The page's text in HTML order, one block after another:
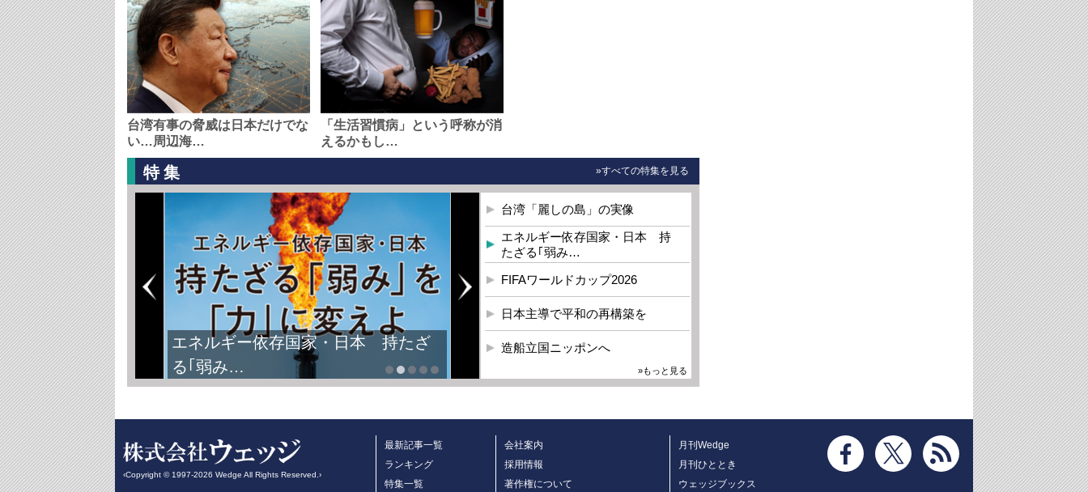
台湾有事の脅威は日本だけでな
い…周辺海…
「生活習慣病」という呼称が消
えるかもし…
特集 »すべての特集を見る
FIFAワールドカップ2026
台湾「麗しの島」の実像
エネルギー依存国家・日本 持
たざる｢弱み…
FIFAワールドカップ2026
日本主導で平和の再構築を
造船立国ニッポンへ
»もっと見る
‹Copyright © 1997-2026 Wedge All Rights Reserved.›
最新記事一覧
ランキング
特集一覧
会社案内
採用情報
著作権について
月刊Wedge
月刊ひととき
ウェッジブックス